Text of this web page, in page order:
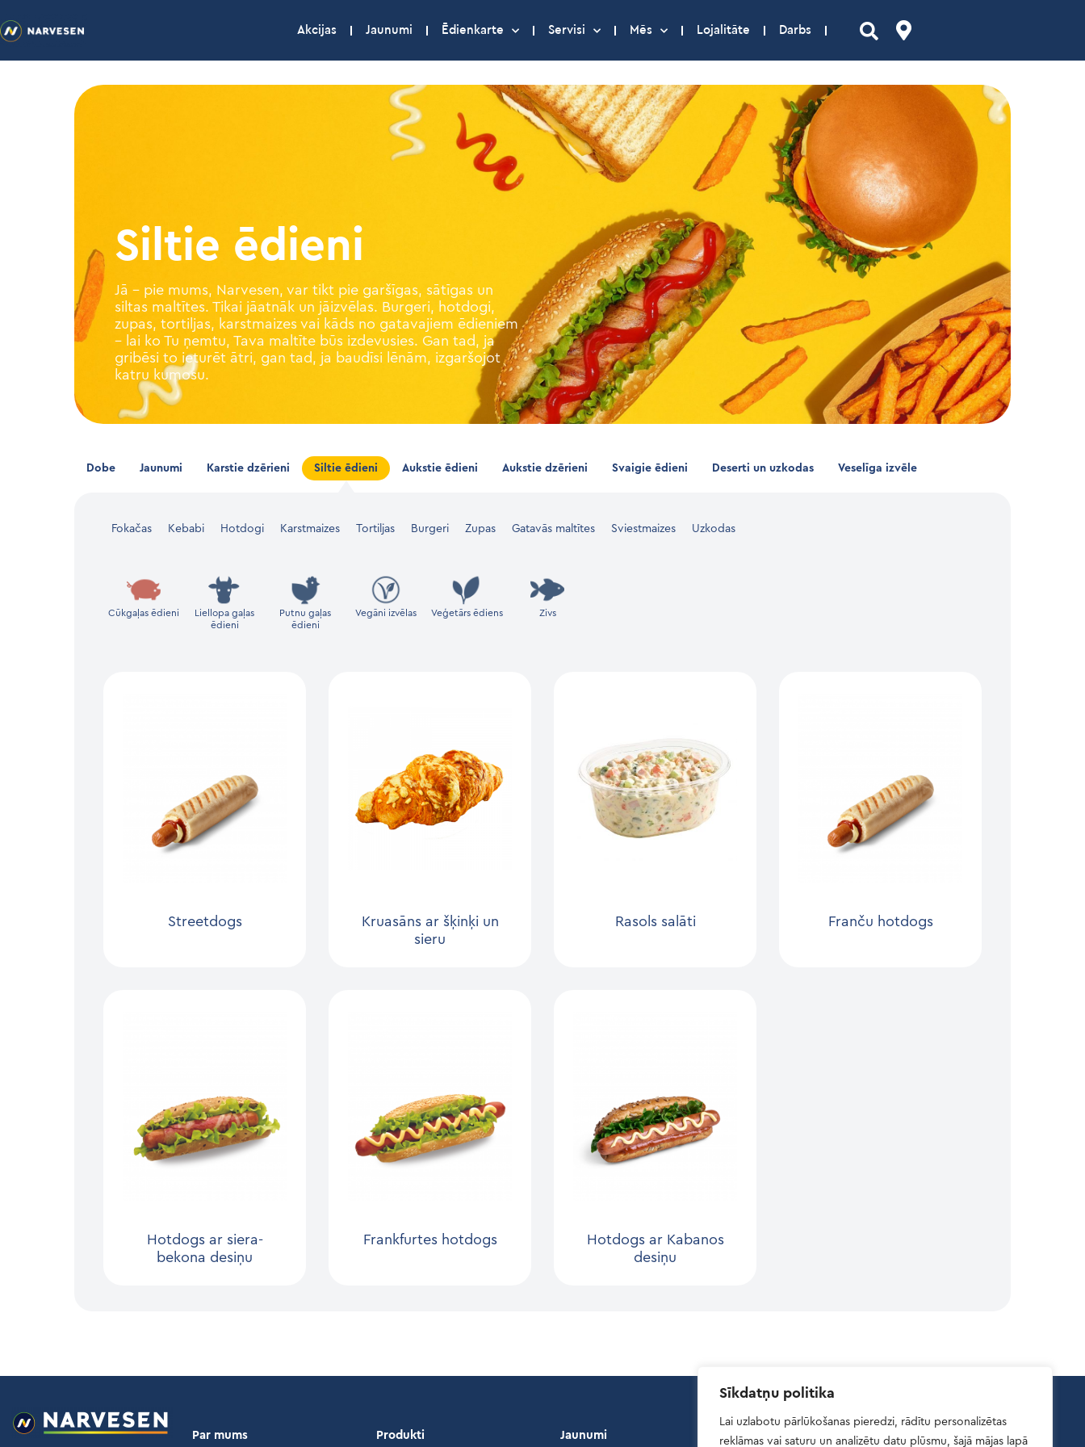
Sīkdatņu politika
Lai uzlabotu pārlūkošanas pieredzi, rādītu personalizētas
reklāmas vai saturu un analizētu datu plūsmu, šajā mājas lapā
Akcijas Jaunumi Ēdienkarte Servisi Mēs Lojalitāte Darbs
Siltie ēdieni
Jā – pie mums, Narvesen, var tikt pie garšīgas, sātīgas un
siltas maltītes. Tikai jāatnāk un jāizvēlas. Burgeri, hotdogi,
zupas, tortiljas, karstmaizes vai kāds no gatavajiem ēdieniem
– lai ko Tu ņemtu, Tava maltīte būs izdevusies. Gan tad, ja
gribēsi to ieturēt ātri, gan tad, ja baudīsi lēnām, izgaršojot
katru kumosu.
Dobe Jaunumi Karstie dzērieni Siltie ēdieni Aukstie ēdieni Aukstie dzērieni Svaigie ēdieni Deserti un uzkodas Veselīga izvēle
Fokačas Kebabi Hotdogi Karstmaizes Tortiljas Burgeri Zupas Gatavās maltītes Sviestmaizes Uzkodas
Cūkgaļas ēdieni
Liellopa gaļas
ēdieni
Putnu gaļas
ēdieni
Vegāni izvēlas Veģetārs ēdiens Zivs
Streetdogs
Kruasāns ar šķinķi un
sieru
Rasols salāti Franču hotdogs
Hotdogs ar siera-
bekona desiņu
Frankfurtes hotdogs
Hotdogs ar Kabanos
desiņu
Par mums Produkti Jaunumi Atsauksmes